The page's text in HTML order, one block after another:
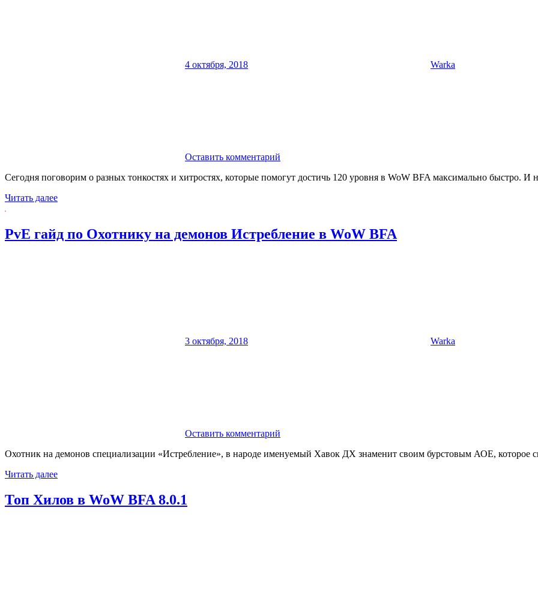
4 октября, 2018 Warka
Оставить комментарий
Сегодня поговорим о разных тонкостях и хитростях, которые помогут достичь 120 уровня в WoW BFA максимально быстро. И
Читать далее
PvE гайд по Охотнику на демонов Истребление в WoW BFA
3 октября, 2018 Warka
Оставить комментарий
Охотник на демонов специализации «Истребление», в народе именуемый Хавок ДХ знаменит своим бурстовым АОЕ, которое
Читать далее
Топ Хилов в WoW BFA 8.0.1